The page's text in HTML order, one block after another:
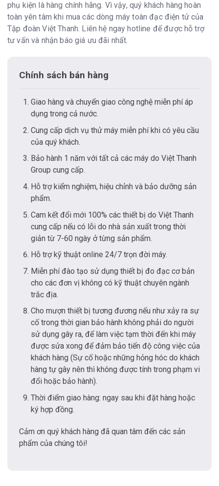
phụ kiện là hàng chính hãng. Vì vậy, quý khách hàng hoàn
toàn yên tâm khi mua các dòng máy toàn đạc điện tử của
Tập đoàn Việt Thanh. Liên hệ ngay hotline để được hỗ trợ
tư vấn và nhận báo giá ưu đãi nhất.
Chính sách bán hàng
Giao hàng và chuyển giao công nghệ miễn phí áp
dụng trong cả nước.
Cung cấp dịch vụ thử máy miễn phí khi có yêu cầu
của quý khách.
Bảo hành 1 năm với tất cả các máy do Việt Thanh
Group cung cấp.
Hỗ trợ kiểm nghiệm, hiệu chỉnh và bảo dưỡng sản
phẩm.
Cam kết đổi mới 100% các thiết bị do Việt Thanh
cung cấp nếu có lỗi do nhà sản xuất trong thời
giản từ 7-60 ngày ở từng sản phẩm.
Hỗ trợ kỹ thuật online 24/7 trọn đời máy.
Miễn phí đào tạo sử dụng thiết bị đo đạc cơ bản
cho các đơn vị không có kỹ thuật chuyên ngành
trắc địa.
Cho mượn thiết bị tương đương nếu như xảy ra sự
cố trong thời gian bảo hành không phải do người
sử dụng gây ra, để làm việc tạm thời đến khi máy
được sửa xong để đảm bảo tiến độ công việc của
khách hàng (Sự cố hoặc những hỏng hóc do khách
hàng tự gây nên thì không được tính trong phạm vi
đổi hoặc bảo hành).
Thời điểm giao hàng: ngay sau khi đặt hàng hoặc
ký hợp đồng.
Cảm ơn quý khách hàng đã quan tâm đến các sản
phẩm của chúng tôi!